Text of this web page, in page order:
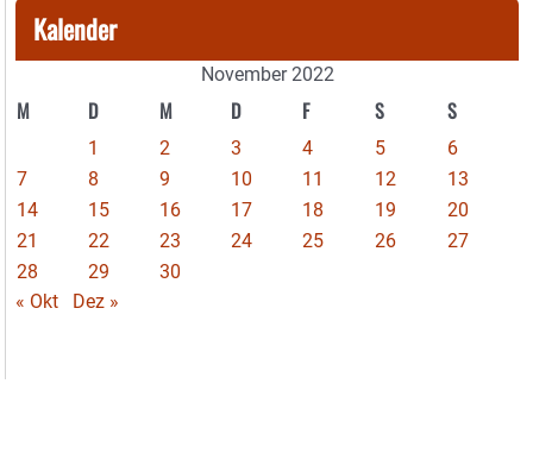
Kalender
November 2022
M D M D F S S
1 2 3 4 5
6
7
8 9 10 11 12
13
14
15 16 17 18 19
20
21
22 23 24 25 26
27
28
29
30
« Okt
Dez »